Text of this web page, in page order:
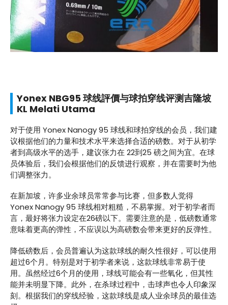
Yonex NBG95 球线評價与球拍穿线评测吉隆坡
KL Melati Utama
对于使用 Yonex Nanogy 95 球线和球拍穿线的会员，我们建
议根据他们的力量和技术水平来选择合适的磅数。对于从初学
者到高级水平的选手，建议张力在 22到25 磅之间为宜。在球
员体验后，我们会根据他们的反馈进行观察，并在需要时为他
们调整张力。
在新加坡，许多业余球员常常参与比赛，但多数人觉得
Yonex Nanogy 95 球线相对粗糙，不易掌握。对于初学者而
言，最好将张力设定在26磅以下。需要注意的是，低磅数通常
意味着更高的弹性，不应误以为高磅数会带来更好的反弹性。
降低磅数后，会员普遍认为这款球线的耐久性很好，可以使用
超过6个月。特别是对于初学者来说，这款球线非常易于使
用。虽然经过6个月的使用，球线可能会有一些氧化，但其性
能并未明显下降。此外，在杀球过程中，击球声也令人印象深
刻。根据我们的穿线经验，这款球线是成人业余球员的最佳选